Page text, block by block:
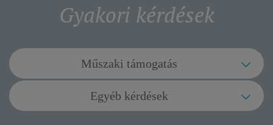
Gyakori kérdések
Műszaki támogatás
A készülék működés közben leáll, és a
jelzőfény(ek) nagyon gyorsan villog(nak).
Egyéb kérdések